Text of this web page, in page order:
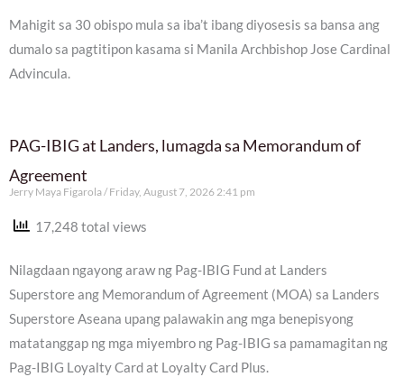
Mahigit sa 30 obispo mula sa iba’t ibang diyosesis sa bansa ang
dumalo sa pagtitipon kasama si Manila Archbishop Jose Cardinal
Advincula.
PAG-IBIG at Landers, lumagda sa Memorandum of
Agreement
Jerry Maya Figarola Friday, August 7, 2026 2:41 pm
17,248 total views
Nilagdaan ngayong araw ng Pag-IBIG Fund at Landers
Superstore ang Memorandum of Agreement (MOA) sa Landers
Superstore Aseana upang palawakin ang mga benepisyong
matatanggap ng mga miyembro ng Pag-IBIG sa pamamagitan ng
Pag-IBIG Loyalty Card at Loyalty Card Plus.